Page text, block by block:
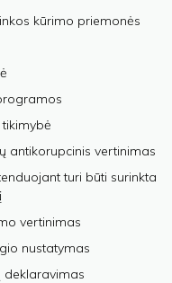
kūrimo priemonės
antikorupcinis vertinimas
turi būti surinkta
vertinimas
nustatymas
deklaravimas